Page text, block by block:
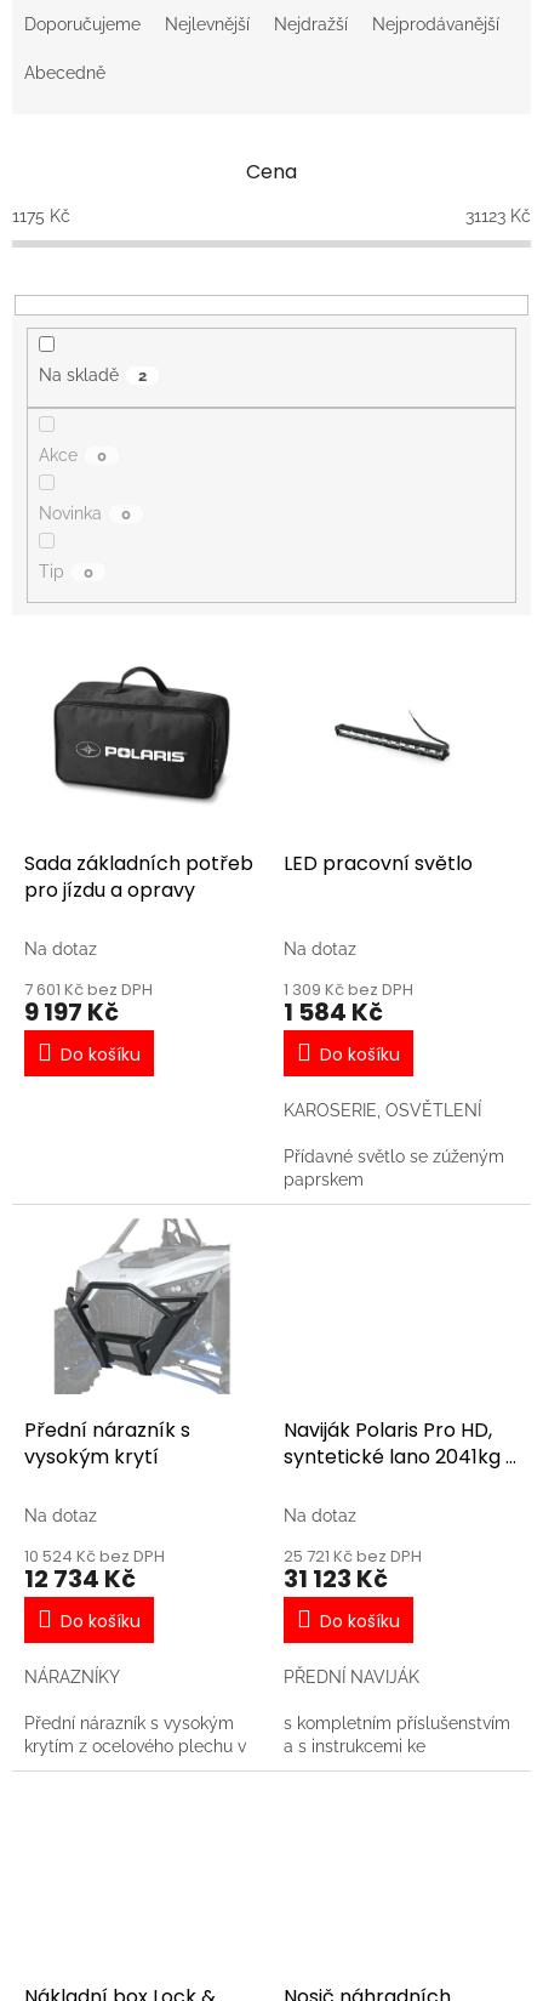
a
e
o
d
k
t
Doporučujeme Nejlevnější Nejdražší Nejprodávanější
Abecedně
Cena
1175 Kč 31123 Kč
Na skladě 2
Akce 0
Novinka 0
Tip 0
dSada základních potřeb
pro jízdu a opravy
Na dotaz
7 601 Kč bez DPH
9 197 Kč
Do košíku
LED pracovní světlo
Na dotaz
1 309 Kč bez DPH
1 584 Kč
Do košíku
KAROSERIE, OSVĚTLENÍ
Přídavné světlo se zúženým
paprskem
Přední nárazník s
vysokým krytí
Na dotaz
10 524 Kč bez DPH
12 734 Kč
Do košíku
NÁRAZNÍKY
Přední nárazník s vysokým
krytím z ocelového plechu v
černé barvě
Naviják Polaris Pro HD,
syntetické lano 2041kg s
Na dotaz
25 721 Kč bez DPH
31 123 Kč
Do košíku
PŘEDNÍ NAVIJÁK
s kompletním příslušenstvím
a s instrukcemi ke
kompletaci, pro stroje RZR